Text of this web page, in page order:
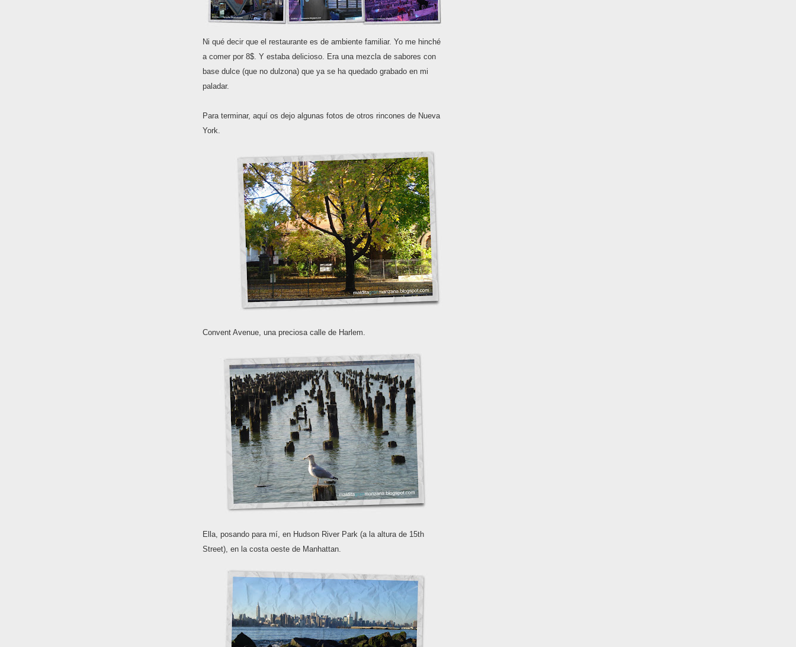
Ni qué decir que el restaurante es de ambiente familiar. Yo me hinché
a comer por 8$. Y estaba delicioso. Era una mezcla de sabores con
base dulce (que no dulzona) que ya se ha quedado grabado en mi
paladar.
Para terminar, aquí os dejo algunas fotos de otros rincones de Nueva
York.
Convent Avenue, una preciosa calle de Harlem.
Ella, posando para mí, en Hudson River Park (a la altura de 15th
Street), en la costa oeste de Manhattan.